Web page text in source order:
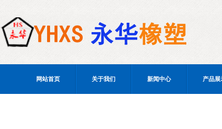
网站首页 关于我们 新闻中心 产品展